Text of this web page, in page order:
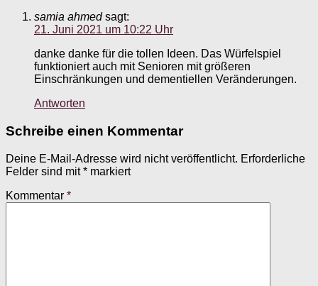
samia ahmed sagt:
21. Juni 2021 um 10:22 Uhr
danke danke für die tollen Ideen. Das Würfelspiel
funktioniert auch mit Senioren mit größeren
Einschränkungen und dementiellen Veränderungen.
Antworten
Schreibe einen Kommentar
Deine E-Mail-Adresse wird nicht veröffentlicht. Erforderliche
Felder sind mit* markiert
Kommentar *